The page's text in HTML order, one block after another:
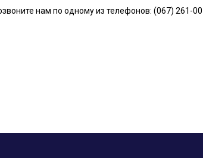
нам по одному из телефонов: (067) 261-